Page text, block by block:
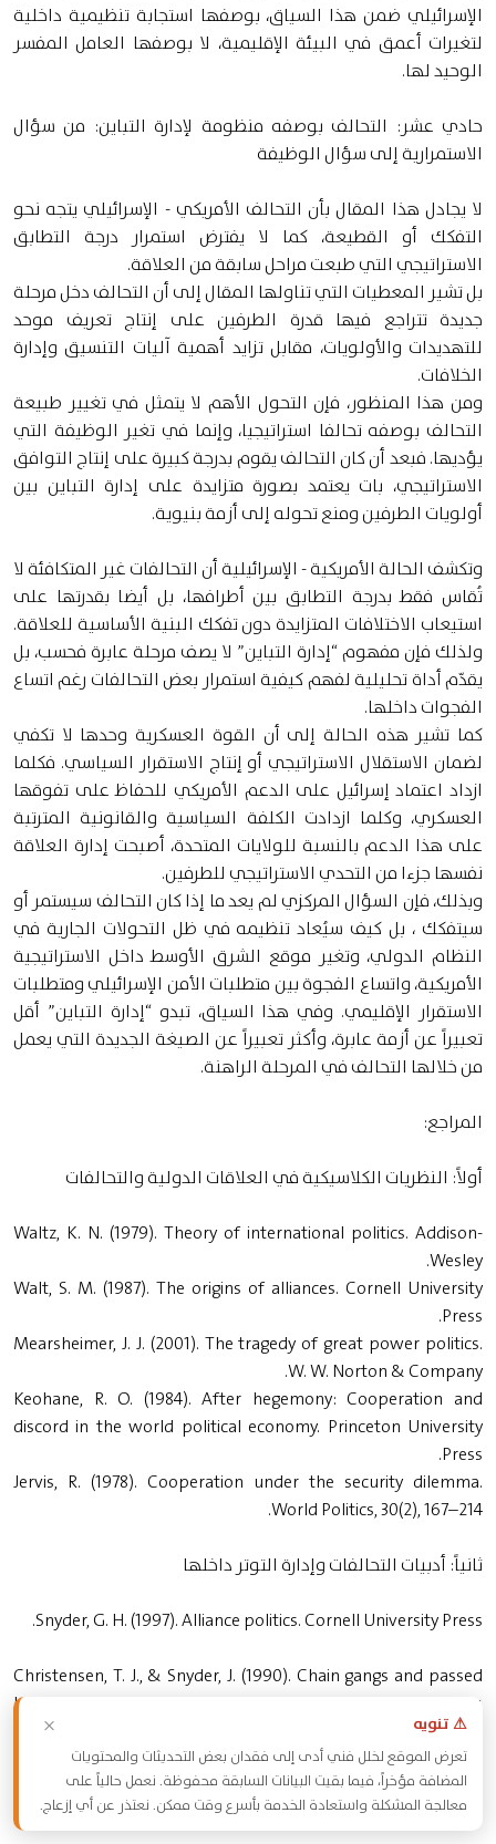
الإسرائيلي ضمن هذا السياق، بوصفها استجابة تنظيمية داخلية
لتغيرات أعمق في البيئة الإقليمية، لا بوصفها العامل المفسر
الوحيد لها.
حادي عشر: التحالف بوصفه منظومة لإدارة التباين: من سؤال
الاستمرارية إلى سؤال الوظيفة
لا يجادل هذا المقال بأن التحالف الأمريكي - الإسرائيلي يتجه نحو
التفكك أو القطيعة، كما لا يفترض استمرار درجة التطابق
الاستراتيجي التي طبعت مراحل سابقة من العلاقة.
بل تشير المعطيات التي تناولها المقال إلى أن التحالف دخل مرحلة
جديدة تتراجع فيها قدرة الطرفين على إنتاج تعريف موحد
للتهديدات والأولويات، مقابل تزايد أهمية آليات التنسيق وإدارة
الخلافات.
ومن هذا المنظور، فإن التحول الأهم لا يتمثل في تغيير طبيعة
التحالف بوصفه تحالفا استراتيجيا، وإنما في تغير الوظيفة التي
يؤديها. فبعد أن كان التحالف يقوم بدرجة كبيرة على إنتاج التوافق
الاستراتيجي، بات يعتمد بصورة متزايدة على إدارة التباين بين
أولويات الطرفين ومنع تحوله إلى أزمة بنيوية.
وتكشف الحالة الأمريكية - الإسرائيلية أن التحالفات غير المتكافئة لا
تُقاس فقط بدرجة التطابق بين أطرافها، بل أيضا بقدرتها على
استيعاب الاختلافات المتزايدة دون تفكك البنية الأساسية للعلاقة.
ولذلك فإن مفهوم “إدارة التباين” لا يصف مرحلة عابرة فحسب، بل
يقدّم أداة تحليلية لفهم كيفية استمرار بعض التحالفات رغم اتساع
الفجوات داخلها.
كما تشير هذه الحالة إلى أن القوة العسكرية وحدها لا تكفي
لضمان الاستقلال الاستراتيجي أو إنتاج الاستقرار السياسي. فكلما
ازداد اعتماد إسرائيل على الدعم الأمريكي للحفاظ على تفوقها
العسكري، وكلما ازدادت الكلفة السياسية والقانونية المترتبة
على هذا الدعم بالنسبة للولايات المتحدة، أصبحت إدارة العلاقة
نفسها جزءا من التحدي الاستراتيجي للطرفين.
وبذلك، فإن السؤال المركزي لم يعد ما إذا كان التحالف سيستمر أو
سيتفكك ، بل كيف سيُعاد تنظيمه في ظل التحولات الجارية في
النظام الدولي، وتغير موقع الشرق الأوسط داخل الاستراتيجية
الأمريكية، واتساع الفجوة بين متطلبات الأمن الإسرائيلي ومتطلبات
الاستقرار الإقليمي. وفي هذا السياق، تبدو “إدارة التباين” أقل
تعبيراً عن أزمة عابرة، وأكثر تعبيراً عن الصيغة الجديدة التي يعمل
من خلالها التحالف في المرحلة الراهنة.
المراجع:
أولاً: النظريات الكلاسيكية في العلاقات الدولية والتحالفات
Waltz, K. N. (1979). Theory of international politics. Addison-
Wesley.
Walt, S. M. (1987). The origins of alliances. Cornell University
Press.
Mearsheimer, J. J. (2001). The tragedy of great power politics.
W. W. Norton & Company.
Keohane, R. O. (1984). After hegemony: Cooperation and
discord in the world political economy. Princeton University
Press.
Jervis, R. (1978). Cooperation under the security dilemma.
World Politics, 30(2), 167–214.
ثانياً: أدبيات التحالفات وإدارة التوتر داخلها
Snyder, G. H. (1997). Alliance politics. Cornell University Press.
Christensen, T. J., & Snyder, J. (1990). Chain gangs and passed
bucks: Predicting alliance patterns in multipolarity.
International Organization, 44(2), 137–168.
Pressman, J. (2008). Warring friends: Alliance restraint in
international politics. Cornell University Press.
⚠ تنويه ×
تعرض الموقع لخلل فني أدى إلى فقدان بعض التحديثات والمحتويات
المضافة مؤخراً، فيما بقيت البيانات السابقة محفوظة. نعمل حالياً على
معالجة المشكلة واستعادة الخدمة بأسرع وقت ممكن. نعتذر عن أي إزعاج.